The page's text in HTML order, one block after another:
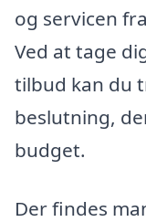
og servicen
Ved at tage
tilbud kan du
beslutning,
budget.
Der findes